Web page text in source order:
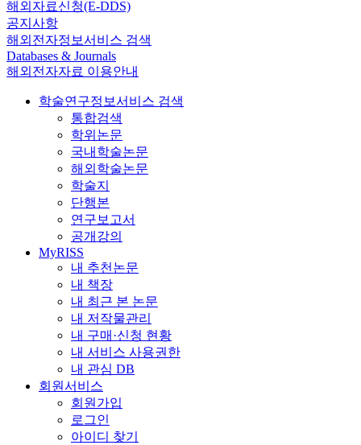
해외자료신청(E-DDS)
공지사항
해외전자정보서비스 검색
Databases & Journals
해외전자자료 이용안내
학술연구정보서비스 검색
통합검색
학위논문
국내학술논문
해외학술논문
학술지
단행본
연구보고서
공개강의
MyRISS
내 추천논문
내 책장
내 최근 본 논문
내 저작물관리
내 구매·신청 현황
내 서비스 사용권한
내 관심 DB
회원서비스
회원가입
로그인
아이디 찾기